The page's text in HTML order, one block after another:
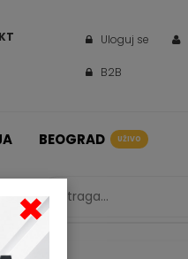
Uloguj se
B2B
BEOGRAD UŽIVO
×